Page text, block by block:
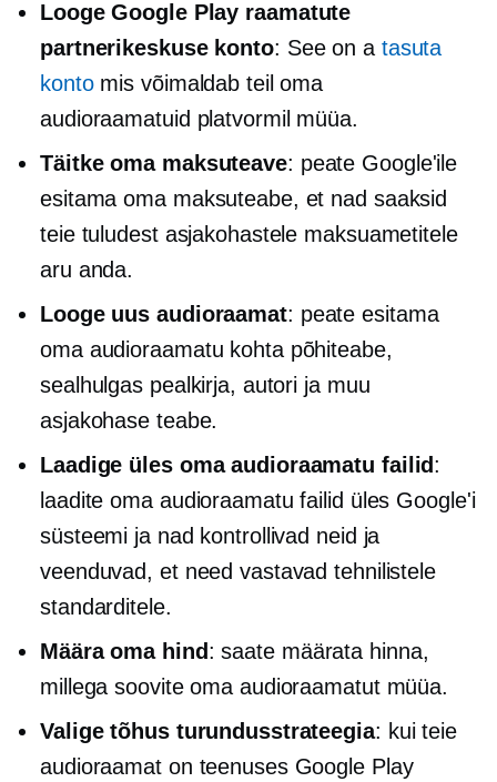
Looge Google Play raamatute
partnerikeskuse konto: See on a tasuta
kontomis võimaldab teil oma
audioraamatuid platvormil müüa.
Täitke oma maksuteave: peate Google'ile
esitama oma maksuteabe, et nad saaksid
teie tuludest asjakohastele maksuametitele
aru anda.
Looge uus audioraamat: peate esitama
oma audioraamatu kohta põhiteabe,
sealhulgas pealkirja, autori ja muu
asjakohase teabe.
Laadige üles oma audioraamatu failid:
laadite oma audioraamatu failid üles Google'i
süsteemi ja nad kontrollivad neid ja
veenduvad, et need vastavad tehnilistele
standarditele.
Määra oma hind: saate määrata hinna,
millega soovite oma audioraamatut müüa.
Valige tõhus turundusstrateegia: kui teie
audioraamat on teenuses Google Play